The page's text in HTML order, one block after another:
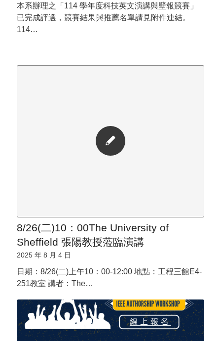
本系辦理之「114 學年度科技英文演講與壁報競賽」
已完成評選，競賽結果與推薦名單請見附件連結。
114…
8/26(二)10：00The University of
Sheffield 張陽教授蒞臨演講
2025 年 8 月 4 日
日期：8/26(二)上午10：00-12:00 地點：工程三館E4-
251教室 講者：The…